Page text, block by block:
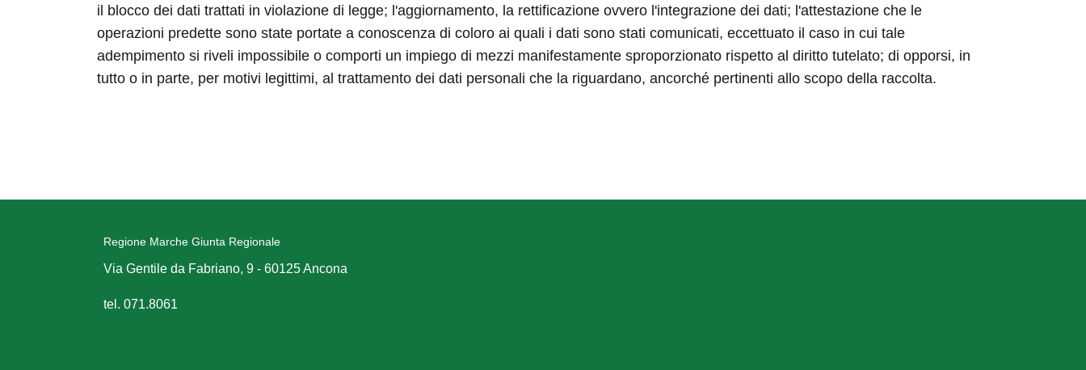
il blocco dei dati trattati in violazione di legge; l'aggiornamento, la rettificazione ovvero l'integrazione dei dati; l'attestazione che le
operazioni predette sono state portate a conoscenza di coloro ai quali i dati sono stati comunicati, eccettuato il caso in cui tale
adempimento si riveli impossibile o comporti un impiego di mezzi manifestamente sproporzionato rispetto al diritto tutelato; di opporsi, in
tutto o in parte, per motivi legittimi, al trattamento dei dati personali che la riguardano, ancorché pertinenti allo scopo della raccolta.
Regione Marche Giunta Regionale
Via Gentile da Fabriano, 9 - 60125 Ancona
tel. 071.8061